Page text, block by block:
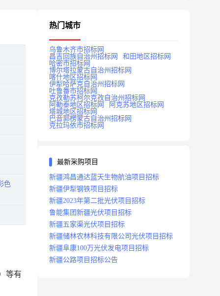
色
等有
热门城市
乌鲁木齐市招标网
昌吉回族自治州招标网
和田地区招标网
哈密市招标网
博尔塔拉蒙古自治州招标网
喀什地区招标网
伊犁哈萨克自治州招标网
吐鲁番市招标网
克孜勒苏柯尔克孜自治州招标网
阿勒泰地区招标网
阿克苏地区招标网
塔城地区招标网
巴音郭楞蒙古自治州招标网
克拉玛依市招标网
最新采购项目
新疆鸿昌通达蓝天生物航油项目招标
新疆伊犁钢铁项目招标
新疆2023年第二批光伏项目招标
鲁能集团新疆光伏项目招标
新疆五家渠光伏项目招标
新疆储林农林科技有限公司光伏项目招标
新疆阜康100万光伏发电项目招标
新疆公路项目招标公告